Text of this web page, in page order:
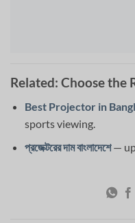
Related: Choose the
Best Projector in
sports viewing.
প্রজেক্টরের দাম বাংলাদেশে—